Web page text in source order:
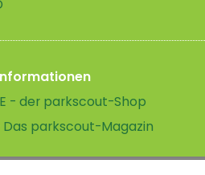
- der parkscout-Shop
parkscout-Magazin